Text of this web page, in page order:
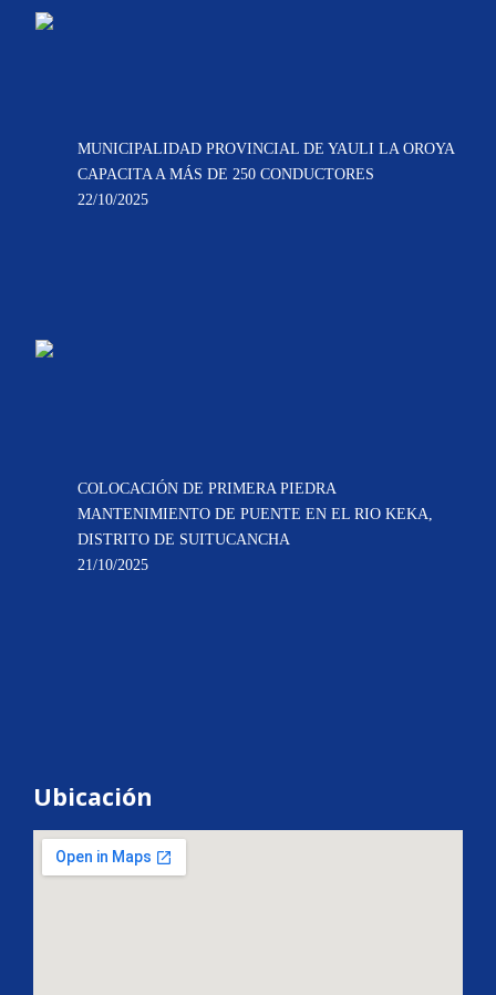
MUNICIPALIDAD PROVINCIAL DE YAULI LA OROYA
CAPACITA A MÁS DE 250 CONDUCTORES
22/10/2025
COLOCACIÓN DE PRIMERA PIEDRA
MANTENIMIENTO DE PUENTE EN EL RIO KEKA,
DISTRITO DE SUITUCANCHA
21/10/2025
Ubicación